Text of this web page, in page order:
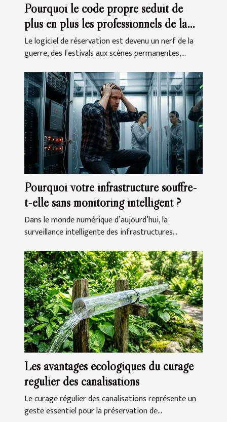
Pourquoi le code propre séduit de
plus en plus les professionnels de la
réservation
Le logiciel de réservation est devenu un nerf de la
guerre, des festivals aux scènes permanentes,...
Pourquoi votre infrastructure souffre-
t-elle sans monitoring intelligent ?
Dans le monde numérique d’aujourd’hui, la
surveillance intelligente des infrastructures...
Les avantages écologiques du curage
régulier des canalisations
Le curage régulier des canalisations représente un
geste essentiel pour la préservation de...